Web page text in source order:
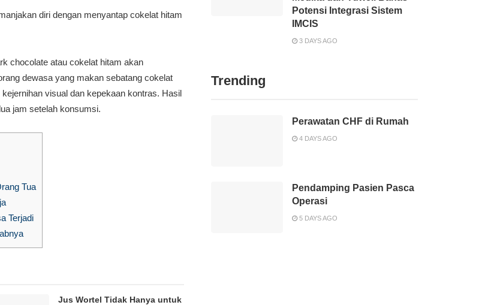
diri dengan menyantap cokelat hitam
chocolate atau cokelat hitam akan
dewasa yang makan sebatang cokelat
visual dan kepekaan kontras. Hasil
jam setelah konsumsi.
Tua
Terjadi
Jus Wortel Tidak Hanya untuk
Potensi Integrasi Sistem
IMCIS
3 DAYS AGO
Trending
Perawatan CHF di Rumah
4 DAYS AGO
Pendamping Pasien Pasca
Operasi
5 DAYS AGO